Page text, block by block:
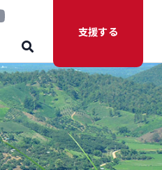
支援する